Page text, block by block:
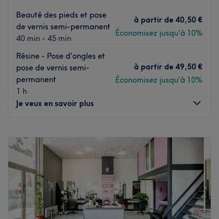
L’équipe
Ri B, véritable experte en onglerie, vous reçoit dans cet
Nos coups de cœur :
L’atmosphère : découvrez un cadre confortable à la
décoration moderne et épurée.
La spécialité de l’établissement : les poses de vernis
Voir le salon
Beauté des pieds et pose
de vernis semi-permanent
40 min - 45 min
à partir de 40,50 €
Économisez jusqu'à 10%
Résine - Pose d'ongles et
pose de vernis semi-
permanent
1 h
à partir de 49,50 €
Économisez jusqu'à 10%
Je veux en savoir plus
Mardi
10:00
Mercredi
–
Jeudi
10:00– 19:45
Vendredi
10:00–
Samedi
10:00
19:45
Dimanche
10:00– 18:00